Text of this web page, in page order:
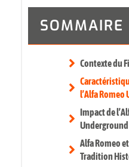
SOMMAIRE
Contexte du
l’Alfa Romeo
Impact de
Underground
Alfa Romeo
Tradition